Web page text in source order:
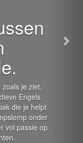
je ziet,
Engels
die je helpt
onder
vol passie op